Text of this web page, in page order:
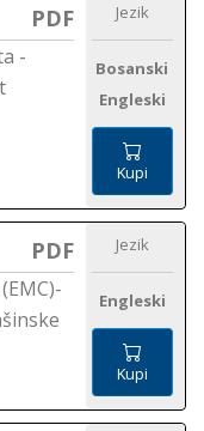
PDF
-
Jezik
Bosanski
Engleski
Kupi
PDF Jezik
Engleski
Kupi